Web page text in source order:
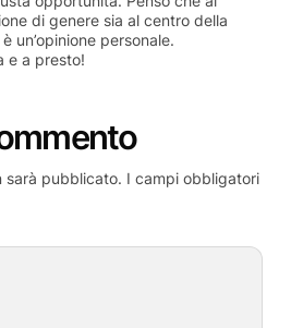
di genere sia al centro della
un’opinione personale.
e a presto!
sarà pubblicato. I campi obbligatori